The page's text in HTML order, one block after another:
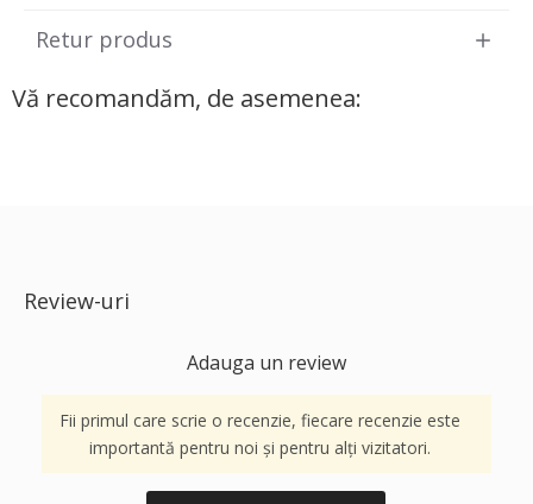
Retur produs
Vă recomandăm, de asemenea:
Review-uri
Adauga un review
Fii primul care scrie o recenzie, fiecare recenzie este
importantă pentru noi și pentru alți vizitatori.